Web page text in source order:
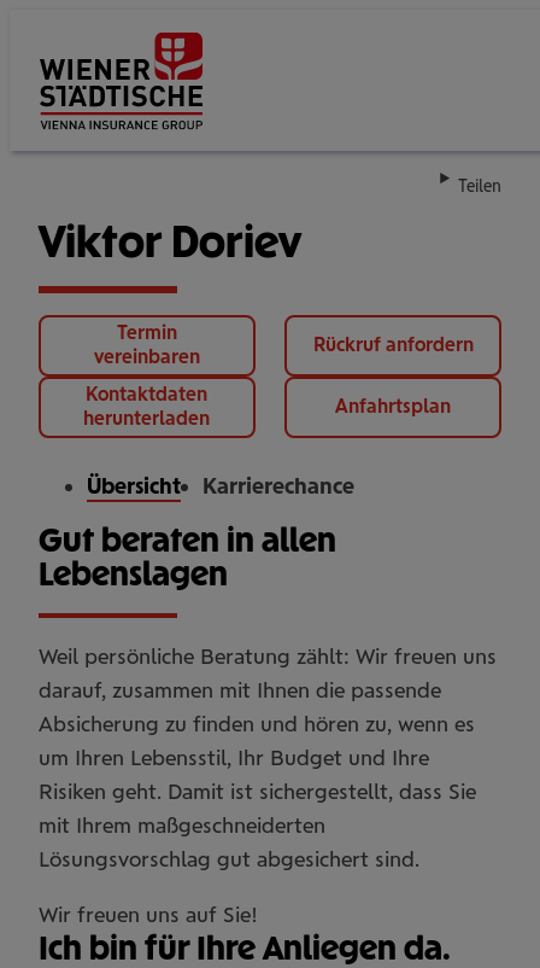
Teilen
Viktor Doriev
Termin
vereinbaren
Rückruf anfordern
Kontaktdaten
herunterladen
Anfahrtsplan
Übersicht Karrierechance
Gut beraten in allen
Lebenslagen
Weil persönliche Beratung zählt: Wir freuen uns
darauf, zusammen mit Ihnen die passende
Absicherung zu finden und hören zu, wenn es
um Ihren Lebensstil, Ihr Budget und Ihre
Risiken geht. Damit ist sichergestellt, dass Sie
mit Ihrem maßgeschneiderten
Lösungsvorschlag gut abgesichert sind.
Wir freuen uns auf Sie!
Ich bin für Ihre Anliegen da.